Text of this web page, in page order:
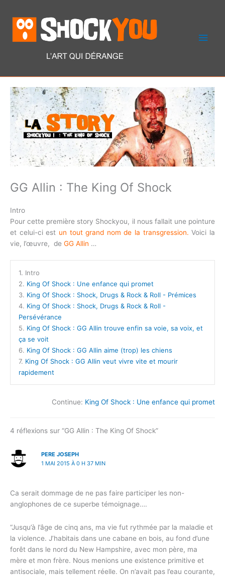
contenu
GG Allin : The King Of Shock
Intro
Pour cette première story Shockyou, il nous fallait une pointure
et celui-ci est un tout grand nom de la transgression.Voici la
vie, l’œuvre, de GG Allin …
1. Intro
2. King Of Shock : Une enfance qui promet
3. King Of Shock : Shock, Drugs & Rock & Roll - Prémices
4. King Of Shock : Shock, Drugs & Rock & Roll -
Persévérance
5. King Of Shock : GG Allin trouve enfin sa voie, sa voix, et
ça se voit
6. King Of Shock : GG Allin aime (trop) les chiens
7. King Of Shock : GG Allin veut vivre vite et mourir
rapidement
Continue: King Of Shock : Une enfance qui promet
4 réflexions sur “GG Allin : The King Of Shock”
PERE JOSEPH
1 MAI 2015 À 0 H 37 MIN
Ca serait dommage de ne pas faire participer les non-
anglophones de ce superbe témoignage….
“Jusqu’à l’âge de cinq ans, ma vie fut rythmée par la maladie et
la violence. J’habitais dans une cabane en bois, au fond d’une
forêt dans le nord du New Hampshire, avec mon père, ma
mère et mon frère. Nous menions une existence primitive et
antisociale, mais tellement réelle. On n’avait pas l’eau courante,